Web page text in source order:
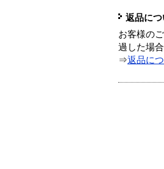
返品につ
お客様の
過した場
⇒返品に